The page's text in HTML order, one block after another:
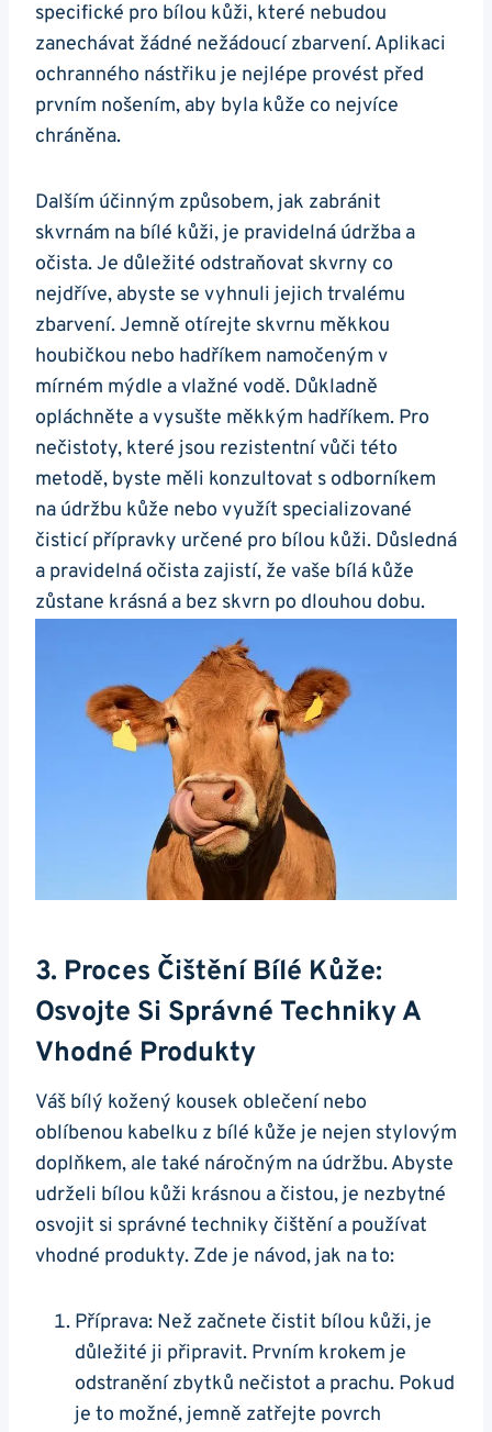
specifické pro bílou kůži, které nebudou
zanechávat žádné nežádoucí zbarvení. ⁢Aplikaci
ochranného nástřiku je nejlépe⁤ provést před⁤
prvním nošením, aby byla kůže co​ nejvíce
chráněna.
Dalším účinným způsobem, jak zabránit
skvrnám na bílé kůži, je​ pravidelná údržba a
očista. Je důležité​ odstraňovat skvrny co
nejdříve, abyste se vyhnuli jejich ⁤trvalému
zbarvení. Jemně otírejte​ skvrnu měkkou
houbičkou nebo hadříkem namočeným v
mírném mýdle a vlažné vodě. Důkladně
opláchněte a vysušte měkkým ​hadříkem. Pro
nečistoty, které jsou rezistentní ⁤vůči této
metodě, byste měli konzultovat s odborníkem
na údržbu kůže nebo využít specializované
čisticí ​přípravky určené pro bílou kůži. Důsledná
a pravidelná očista⁣ zajistí, že ‍vaše⁣ bílá kůže
zůstane krásná a bez skvrn po ⁤dlouhou dobu.
3. Proces Čištění Bílé Kůže:
Osvojte Si Správné Techniky A‍
Vhodné ⁢produkty
Váš bílý ‍kožený kousek oblečení nebo
oblíbenou ⁤kabelku z bílé kůže je nejen stylovým
doplňkem, ale také náročným na údržbu. Abyste
udrželi bílou kůži krásnou a čistou, je ⁣nezbytné
osvojit si správné‍ techniky čištění a používat
vhodné produkty. Zde je návod, jak na to:
Příprava: Než začnete⁣ čistit bílou kůži, je
důležité ji připravit. Prvním krokem je‌
odstranění⁢ zbytků nečistot a prachu.‍ Pokud
je⁣ to možné, jemně⁢ zatřejte povrch